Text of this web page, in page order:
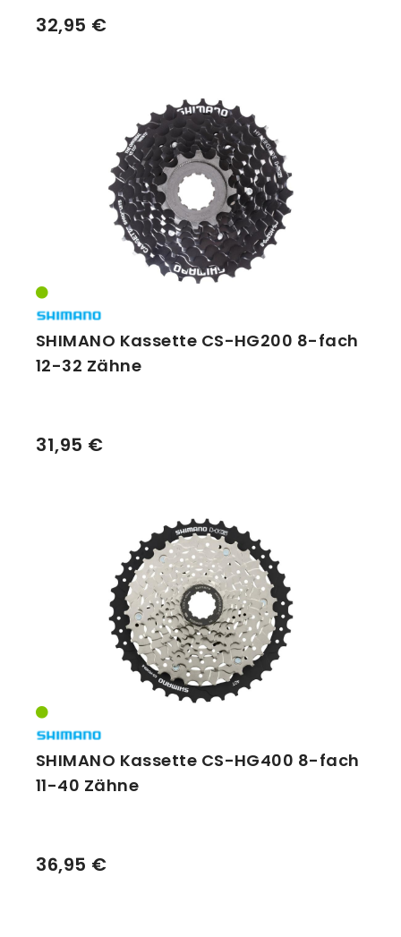
32,95 €
SHIMANO Kassette CS-HG200 8-fach
12-32 Zähne
31,95 €
SHIMANO Kassette CS-HG400 8-fach
11-40 Zähne
36,95 €